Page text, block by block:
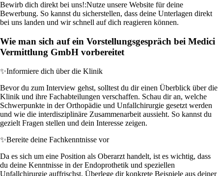
Bewirb dich direkt bei uns!:Nutze unsere Website für deine
Bewerbung. So kannst du sicherstellen, dass deine Unterlagen direkt
bei uns landen und wir schnell auf dich reagieren können.
Wie man sich auf ein Vorstellungsgespräch bei Medici
Vermittlung GmbH vorbereitet
✨Informiere dich über die Klinik
Bevor du zum Interview gehst, solltest du dir einen Überblick über die
Klinik und ihre Fachabteilungen verschaffen. Schau dir an, welche
Schwerpunkte in der Orthopädie und Unfallchirurgie gesetzt werden
und wie die interdisziplinäre Zusammenarbeit aussieht. So kannst du
gezielt Fragen stellen und dein Interesse zeigen.
✨Bereite deine Fachkenntnisse vor
Da es sich um eine Position als Oberarzt handelt, ist es wichtig, dass
du deine Kenntnisse in der Endoprothetik und speziellen
Unfallchirurgie auffrischst. Überlege dir konkrete Beispiele aus deiner